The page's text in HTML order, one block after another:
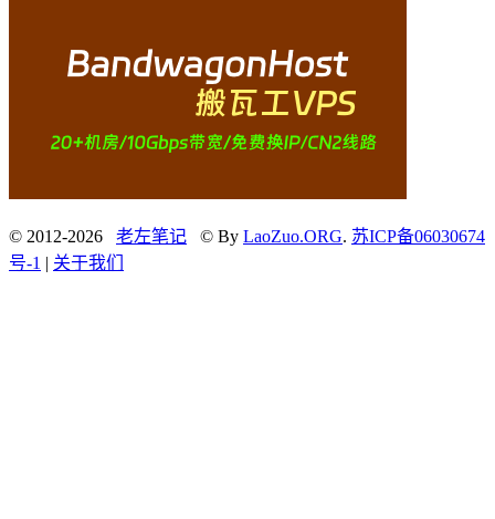
© 2012-2026 老左笔记 © By LaoZuo.ORG. 苏ICP备06030674
号-1 | 关于我们